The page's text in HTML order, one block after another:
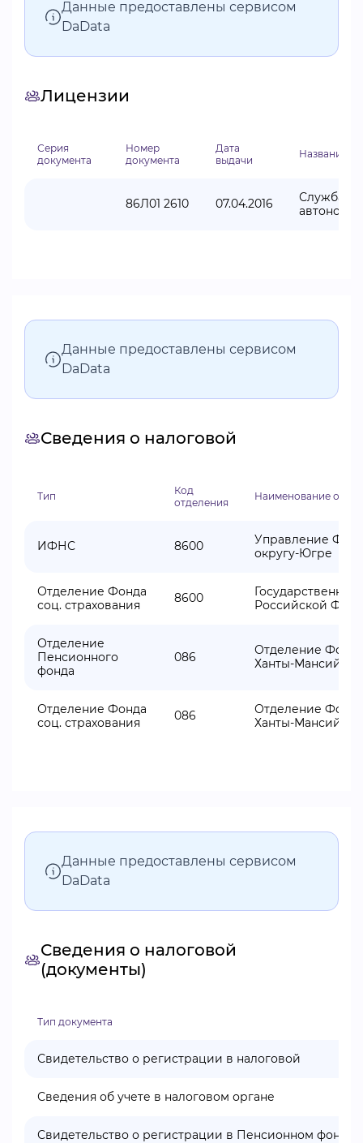
Данные предоставлены сервисом
DaData
Лицензии
Серия
документа
Номер
документа
Дата
выдачи
Название
86Л01 2610 07.04.2016
Служба
Данные предоставлены сервисом
DaData
Сведения о налоговой
Тип
Код
отделения
Наименование
ИФНС 8600
Управление
округу-Югре
Отделение Фонда
соц. страхования
8600
Российской
Отделение
Пенсионного
фонда
086
Отделение
Ханты-
Отделение Фонда
соц. страхования
086
Отделение
Ханты-
Данные предоставлены сервисом
DaData
Сведения о налоговой
(документы)
Тип документа
Свидетельство о регистрации в налоговой
Сведения об учете в налоговом органе
Свидетельство о регистрации в Пенсионном фонде